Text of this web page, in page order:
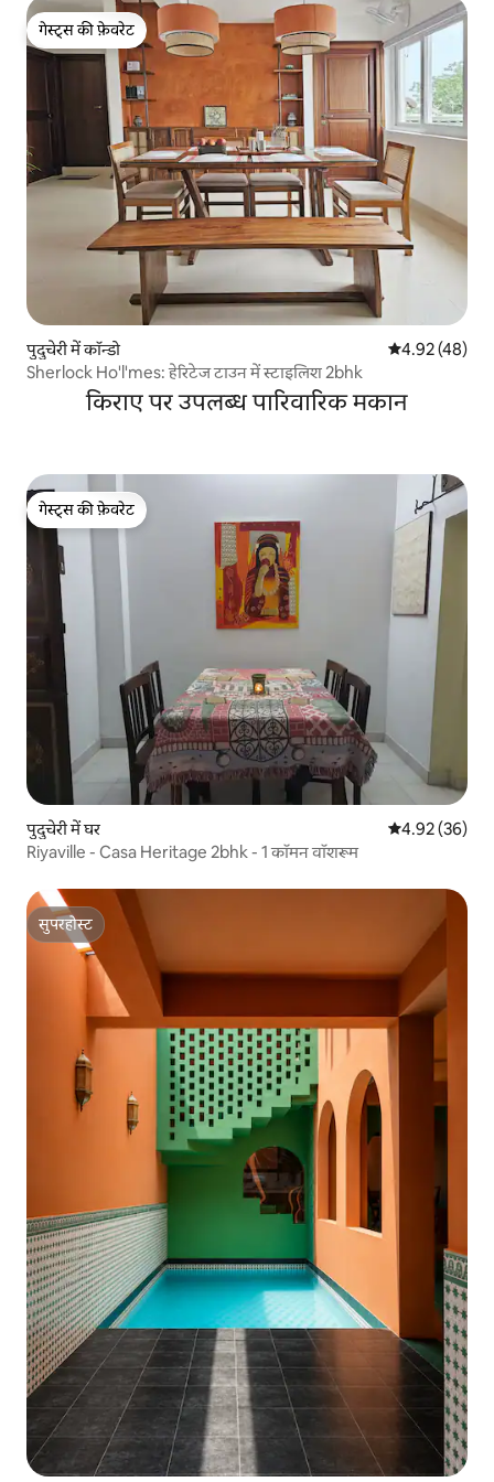
गेस्ट्स की फ़ेवरेट
गेस्ट्स की फ़ेवरेट
पुदुचेरी में कॉन्डो औसत रेटिंग 5 में
4.92 (48)
Sherlock Ho'l'mes: हेरिटेज टाउन में स्टाइलिश 2bhk
किराए पर उपलब्ध पारिवारिक मकान
गेस्ट्स की फ़ेवरेट
गेस्ट्स की फ़ेवरेट
पुदुचेरी में घर औसत रेटिंग 5 में
4.92 (36)
Riyaville - Casa Heritage 2bhk - 1 कॉमन वॉशरूम
सुपरहोस्ट
सुपरहोस्ट